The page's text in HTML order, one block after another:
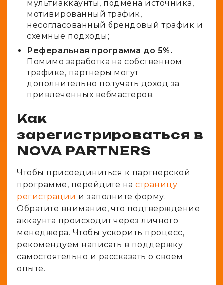
мультиаккаунты, подмена источника,
мотивированный трафик,
несогласованный брендовый трафик и
схемные подходы;
Реферальная программа до 5%.
Помимо заработка на собственном
трафике, партнеры могут
дополнительно получать доход за
привлеченных вебмастеров.
Как
зарегистрироваться в
NOVA PARTNERS
Чтобы присоединиться к партнерской
программе, перейдите на страницу
регистрации и заполните форму.
Обратите внимание, что подтверждение
аккаунта происходит через личного
менеджера. Чтобы ускорить процесс,
рекомендуем написать в поддержку
самостоятельно и рассказать о своем
опыте.